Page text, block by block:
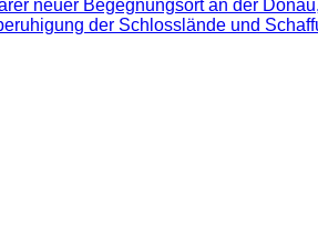
neuer Begegnungsort an der
der Schlosslände und